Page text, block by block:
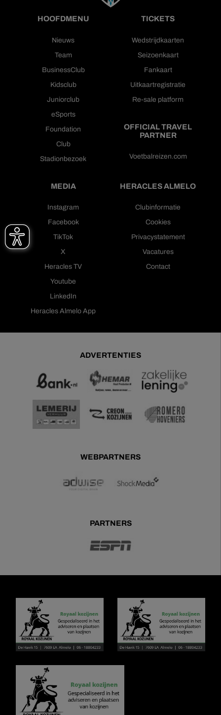
HOOFDMENU
Nieuws
Team
BusinessClub
Kidsclub
Juniorclub
eSports
Foundation
Club
Stadionbezoek
TICKETS
Wedstrijdkaarten
Seizoenkaart
Fankaart
Uitkaartregistratie
Re-sale platform
OFFICIAL TRAVEL
PARTNER
Voetbalreizen.com
MEDIA
Instagram
Facebook
TikTok
X
Heracles TV
Youtube
LinkedIn
Heracles Almelo App
HERACLES ALMELO
Clubinformatie
Cookies
Privacystatement
Vacatures
Contact
ADVERTENTIES
WEBPARTNERS
PARTNERS